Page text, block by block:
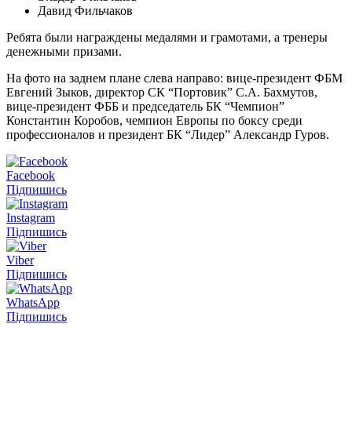
Давид Фильчаков
Ребята были награждены медалями и грамотами, а тренеры
денежными призами.
На фото на заднем плане слева направо: вице-президент ФБМ
Евгений Зыков, директор СК “Портовик” С.А. Бахмутов,
вице-президент ФББ и председатель БК “Чемпион”
Константин Коробов, чемпион Европы по боксу среди
профессионалов и президент БК “Лидер” Александр Гуров.
Facebook
Підпишись
Instagram
Підпишись
Viber
Підпишись
WhatsApp
Підпишись